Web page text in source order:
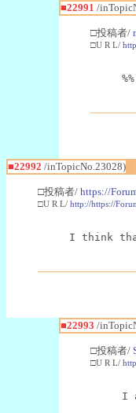
■22991 /
□投稿者/
□U R L/
%%
■22992 /inTopicNo.23028)
□投稿者/ https://
□U R L/ http://https://
I think
■22993 /
□投稿者/
□U R L/
I